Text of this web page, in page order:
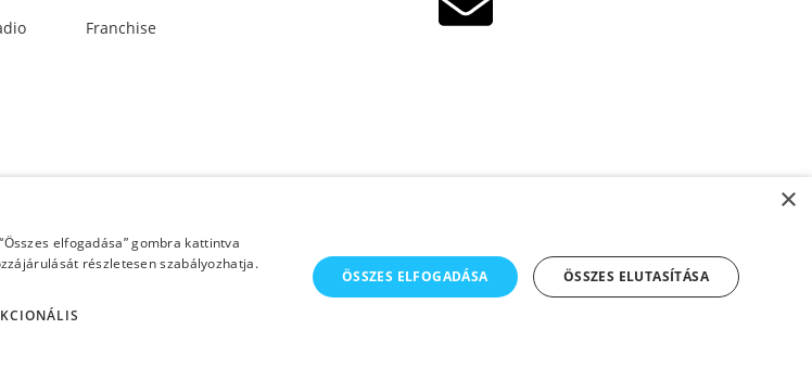
Franchise
Ltd. | Minden jog
×
elfogadása” gombra kattintva
részletesen szabályozhatja.
ÖSSZES ELFOGADÁSA ÖSSZES ELUTASÍTÁSA